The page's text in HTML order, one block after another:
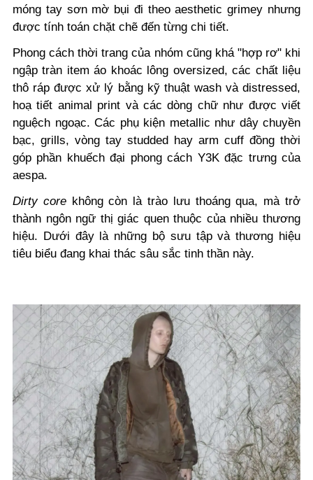
móng tay sơn mờ bụi đi theo aesthetic grimey nhưng
được tính toán chặt chẽ đến từng chi tiết.
Phong cách thời trang của nhóm cũng khá "hợp rơ" khi
ngập tràn item áo khoác lông oversized, các chất liệu
thô ráp được xử lý bằng kỹ thuật wash và distressed,
hoạ tiết animal print và các dòng chữ như được viết
nguệch ngoạc. Các phụ kiện metallic như dây chuyền
bạc, grills, vòng tay studded hay arm cuff đồng thời
góp phần khuếch đại phong cách Y3K đặc trưng của
aespa.
Dirty corekhông còn là trào lưu thoáng qua, mà trở
thành ngôn ngữ thị giác quen thuộc của nhiều thương
hiệu. Dưới đây là những bộ sưu tập và thương hiệu
tiêu biểu đang khai thác sâu sắc tinh thần này.